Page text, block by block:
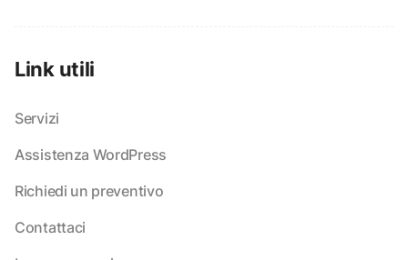
Link utili
Servizi
Assistenza WordPress
Richiedi un preventivo
Contattaci